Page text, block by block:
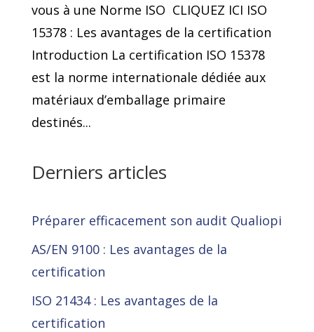
vous à une Norme ISO CLIQUEZ ICI ISO
15378 : Les avantages de la certification
Introduction La certification ISO 15378
est la norme internationale dédiée aux
matériaux d’emballage primaire
destinés...
Derniers articles
Préparer efficacement son audit Qualiopi
AS/EN 9100 : Les avantages de la
certification
ISO 21434 : Les avantages de la
certification